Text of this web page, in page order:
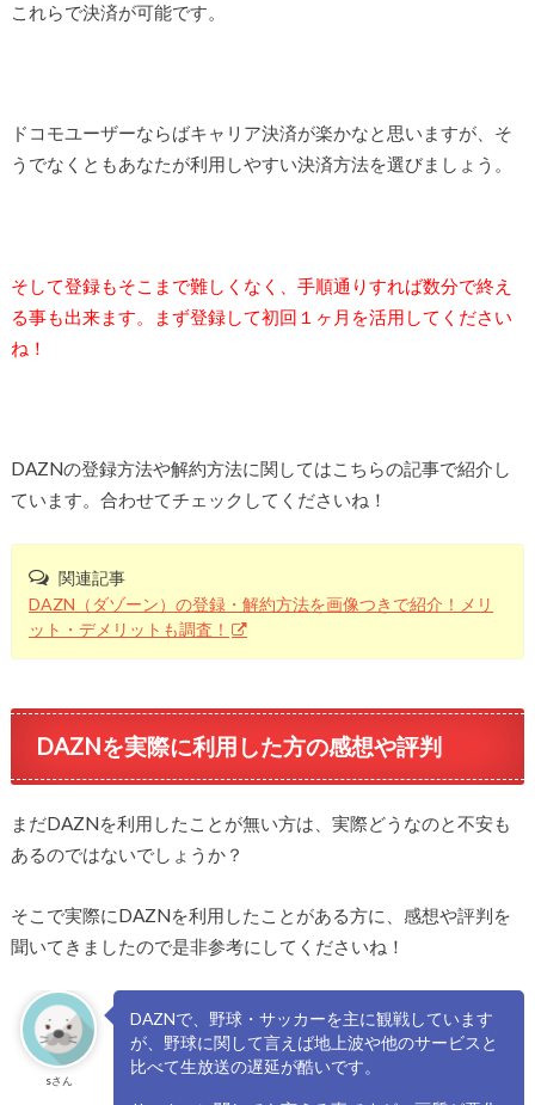
これらで決済が可能です。
ドコモユーザーならばキャリア決済が楽かなと思いますが、そ
うでなくともあなたが利用しやすい決済方法を選びましょう。
そして登録もそこまで難しくなく、手順通りすれば数分で終え
る事も出来ます。まず登録して初回１ヶ月を活用してください
ね！
DAZNの登録方法や解約方法に関してはこちらの記事で紹介し
ています。合わせてチェックしてくださいね！
関連記事
DAZN（ダゾーン）の登録・解約方法を画像つきで紹介！メリ
ット・デメリットも調査！
DAZNを実際に利用した方の感想や評判
まだDAZNを利用したことが無い方は、実際どうなのと不安も
あるのではないでしょうか？
そこで実際にDAZNを利用したことがある方に、感想や評判を
聞いてきましたので是非参考にしてくださいね！
sさん
DAZNで、野球・サッカーを主に観戦しています
が、野球に関して言えば地上波や他のサービスと
比べて生放送の遅延が酷いです。